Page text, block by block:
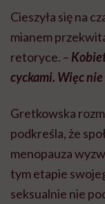
Cieszyła się na
mianem
retoryce. –
cyckami. Więc
Gretkowska
podkreśla, że
menopauza
tym etapie
seksualnie nie